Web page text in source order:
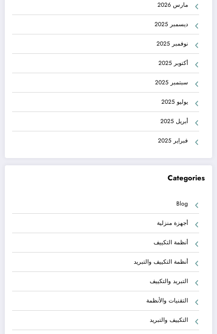
مارس 2026
ديسمبر 2025
نوفمبر 2025
أكتوبر 2025
سبتمبر 2025
يوليو 2025
أبريل 2025
فبراير 2025
Categories
Blog
أجهزة منزلية
أنظمة التكييف
أنظمة التكييف والتبريد
التبريد والتكييف
التقنيات والأنظمة
التكييف والتبريد